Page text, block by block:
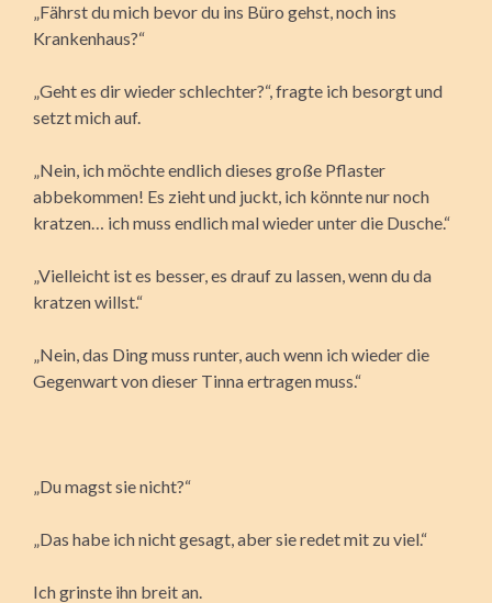
„Fährst du mich bevor du ins Büro gehst, noch ins
Krankenhaus?“
„Geht es dir wieder schlechter?“, fragte ich besorgt und
setzt mich auf.
„Nein, ich möchte endlich dieses große Pflaster
abbekommen! Es zieht und juckt, ich könnte nur noch
kratzen… ich muss endlich mal wieder unter die Dusche.“
„Vielleicht ist es besser, es drauf zu lassen, wenn du da
kratzen willst.“
„Nein, das Ding muss runter, auch wenn ich wieder die
Gegenwart von dieser Tinna ertragen muss.“
„Du magst sie nicht?“
„Das habe ich nicht gesagt, aber sie redet mit zu viel.“
Ich grinste ihn breit an.